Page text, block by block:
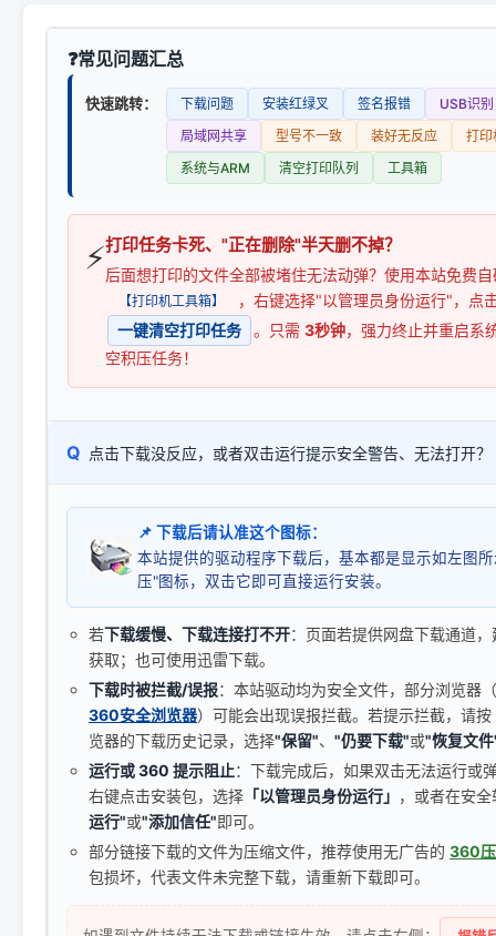
常见问题汇总
快速跳转： 下载问题 安装红绿叉 签名报错
USB识别
局域网共享
型号不一致 装好无反应
打印
系统与ARM
清空打印队列 工具箱
⚡打印任务卡死、"正在删除"半天删不掉？
后面想打印的文件全部被堵住无法动弹？使用本站免费
【打印机工具箱】
，右键选择"以管理员身份运行"，点
一键清空打印任务
。只需 3秒钟，强力终止并重启系
空积压任务！
Q 点击下载没反应，或者双击运行提示安全警告、无法打开？
📌 下载后请认准这个图标：
本站提供的驱动程序下载后，基本都是显示如左图
压"图标，双击它即可直接运行安装。
若下载缓慢、下载连接打不开：页面若提供网盘下载通道
获取；也可使用迅雷下载。
下载时被拦截/误报：本站驱动均为安全文件，部分浏览器
360安全浏览器）可能会出现误报拦截。若提示拦截，请按
览器的下载历史记录，选择"保留"、 "仍要下载"或"恢复文
运行或 360 提示阻止：下载完成后，如果双击无法运行或
右键点击安装包，选择 「以管理员身份运行」 ，或者在安
运行"或"添加信任"即可。
部分链接下载的文件为压缩文件，推荐使用无广告的 360
包损坏，代表文件未完整下载，请重新下载即可。